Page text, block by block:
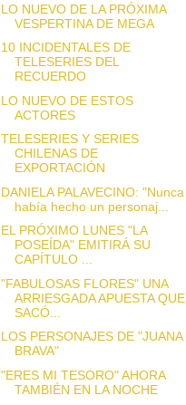
LO NUEVO DE LA PRÓXIMA
VESPERTINA DE MEGA
10 INCIDENTALES DE
TELESERIES DEL
RECUERDO
LO NUEVO DE ESTOS
ACTORES
TELESERIES Y SERIES
CHILENAS DE
EXPORTACIÓN
DANIELA PALAVECINO: "Nunca
había hecho un personaj...
EL PRÓXIMO LUNES "LA
POSEÍDA" EMITIRÁ SU
CAPÍTULO ...
"FABULOSAS FLORES" UNA
ARRIESGADA APUESTA QUE
SACÓ...
LOS PERSONAJES DE "JUANA
BRAVA"
"ERES MI TESORO" AHORA
TAMBIÉN EN LA NOCHE